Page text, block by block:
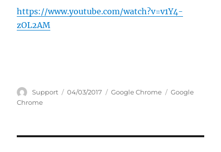
https://www.youtube.com/watch?v=v1Y4-
zOL2AM
Author
Support
Posted
04/03/2017 Categories
Google Chrome Tags
Google
Chrome